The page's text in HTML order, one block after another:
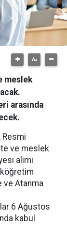
meslek
arasında
Resmi
ve meslek
alımı
ve Atanma
6 Ağustos
kabul